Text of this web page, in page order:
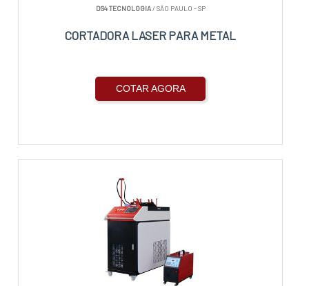
DS4 TECNOLOGIA/ SÃO PAULO - SP
CORTADORA LASER PARA METAL
COTAR AGORA